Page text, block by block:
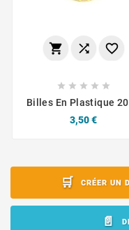
  
    
Billes En Plastique
Prix
3,50 €
CRÉER UN